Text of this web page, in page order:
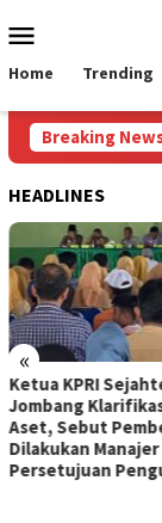
ke
Mobile
Home Trending
Breaking
Sejahtera
HEADLINES
«
Ketua KPRI
Jombang
Aset, Sebut
Dilakukan
Persetujuan